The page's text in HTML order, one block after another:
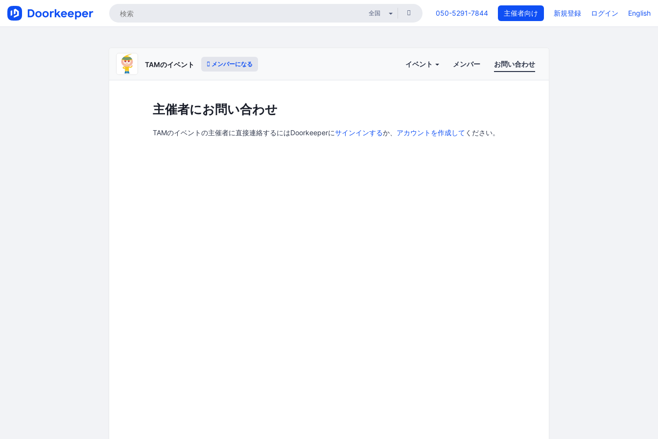
050-5291-7844 主催者向け 新規登録 ログイン English
TAMのイベント メンバーになる イベント メンバー お問い合わせ
主催者にお問い合わせ
TAMのイベントの主催者に直接連絡するにはDoorkeeperにサインインするか、 アカウントを作成して ください。